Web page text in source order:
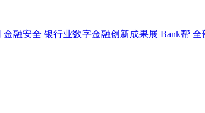
金融安全 银行业数字金融创新成果展 Bank帮 全